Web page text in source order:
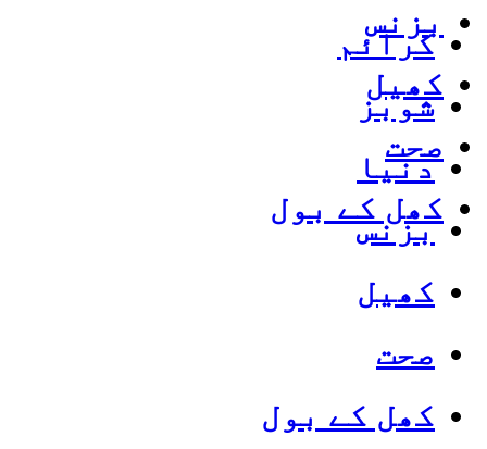
کرائم
شوبز
دنیا
بزنس
کھیل
صحت
کھل کے بول
بزنس
کھیل
صحت
کھل کے بول